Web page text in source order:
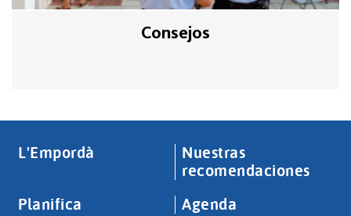
Consejos
L'Empordà
Nuestras
recomendaciones
Planifica
Agenda